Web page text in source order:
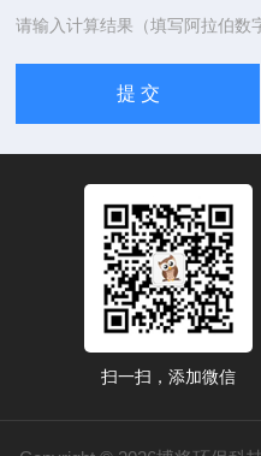
请输入计算结果（填写阿拉伯数
扫一扫，添加微信